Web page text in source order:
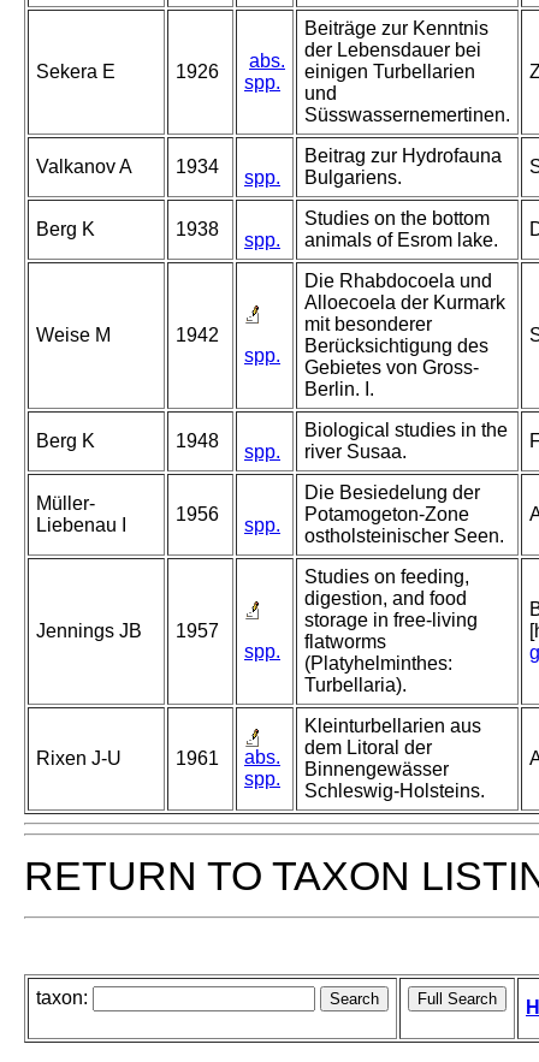
Sekera E 1926
abs.
spp.
Beiträge zur Kenntnis
der Lebensdauer bei
einigen Turbellarien
und
Süsswassernemertinen.
Valkanov A 1934
spp.
Beitrag zur Hydrofauna
Bulgariens.
Berg K 1938
spp.
Studies on the bottom
animals of Esrom lake.
Weise M
1942
spp.
Die Rhabdocoela und
Alloecoela der Kurmark
mit besonderer
Berücksichtigung des
Gebietes von Gross-
Berlin. I.
Berg K 1948
spp.
Biological studies in the
river Susaa.
Müller-
Liebenau I
1956
spp.
Die Besiedelung der
Potamogeton-Zone
ostholsteinischer Seen.
Jennings JB
1957
spp.
Studies on feeding,
digestion, and food
storage in free-living
flatworms
(Platyhelminthes:
Turbellaria).
Rixen J-U 1961
abs.
spp.
Kleinturbellarien aus
dem Litoral der
Binnengewässer
Schleswig-Holsteins.
RETURN TO TAXON
taxon: